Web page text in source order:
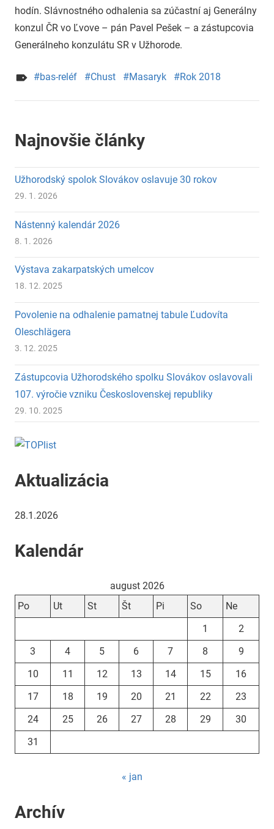
hodín. Slávnostného odhalenia sa zúčastní aj Generálny
konzul ČR vo Ľvove – pán Pavel Pešek – a zástupcovia
Generálneho konzulátu SR v Užhorode.
bas-reléf Chust Masaryk Rok 2018
Najnovšie články
Užhorodský spolok Slovákov oslavuje 30 rokov
29. 1. 2026
Nástenný kalendár 2026
8. 1. 2026
Výstava zakarpatských umelcov
18. 12. 2025
Povolenie na odhalenie pamatnej tabule Ľudovíta
Oleschlägera
3. 12. 2025
Zástupcovia Užhorodského spolku Slovákov oslavovali
107. výročie vzniku Československej republiky
29. 10. 2025
Aktualizácia
28.1.2026
Kalendár
august 2026
Po
Ut St Št Pi So
Ne
1
2
3
4 5 6 7 8
9
10
11 12 13 14 15
16
17
18 19 20 21 22
23
24
25 26 27 28 29
30
31
« jan
Archív